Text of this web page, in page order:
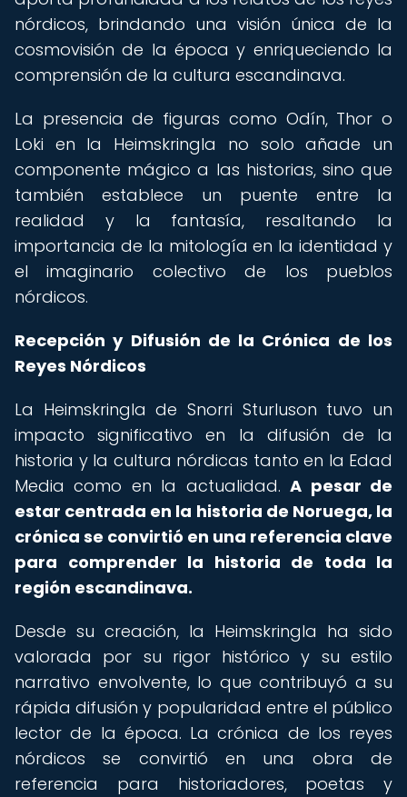
nórdicos, brindando una visión única de la
cosmovisión de la época y enriqueciendo la
comprensión de la cultura escandinava.
La presencia de figuras como Odín, Thor o
Loki en la Heimskringla no solo añade un
componente mágico a las historias, sino que
también establece un puente entre la
realidad y la fantasía, resaltando la
importancia de la mitología en la identidad y
el imaginario colectivo de los pueblos
nórdicos.
Recepción y Difusión de la Crónica de los
Reyes Nórdicos
La Heimskringla de Snorri Sturluson tuvo un
impacto significativo en la difusión de la
historia y la cultura nórdicas tanto en la Edad
Media como en la actualidad.A pesar de
estar centrada en la historia de Noruega, la
crónica se convirtió en una referencia clave
para comprender la historia de toda la
región escandinava.
Desde su creación, la Heimskringla ha sido
valorada por su rigor histórico y su estilo
narrativo envolvente, lo que contribuyó a su
rápida difusión y popularidad entre el público
lector de la época. La crónica de los reyes
nórdicos se convirtió en una obra de
referencia para historiadores, poetas y